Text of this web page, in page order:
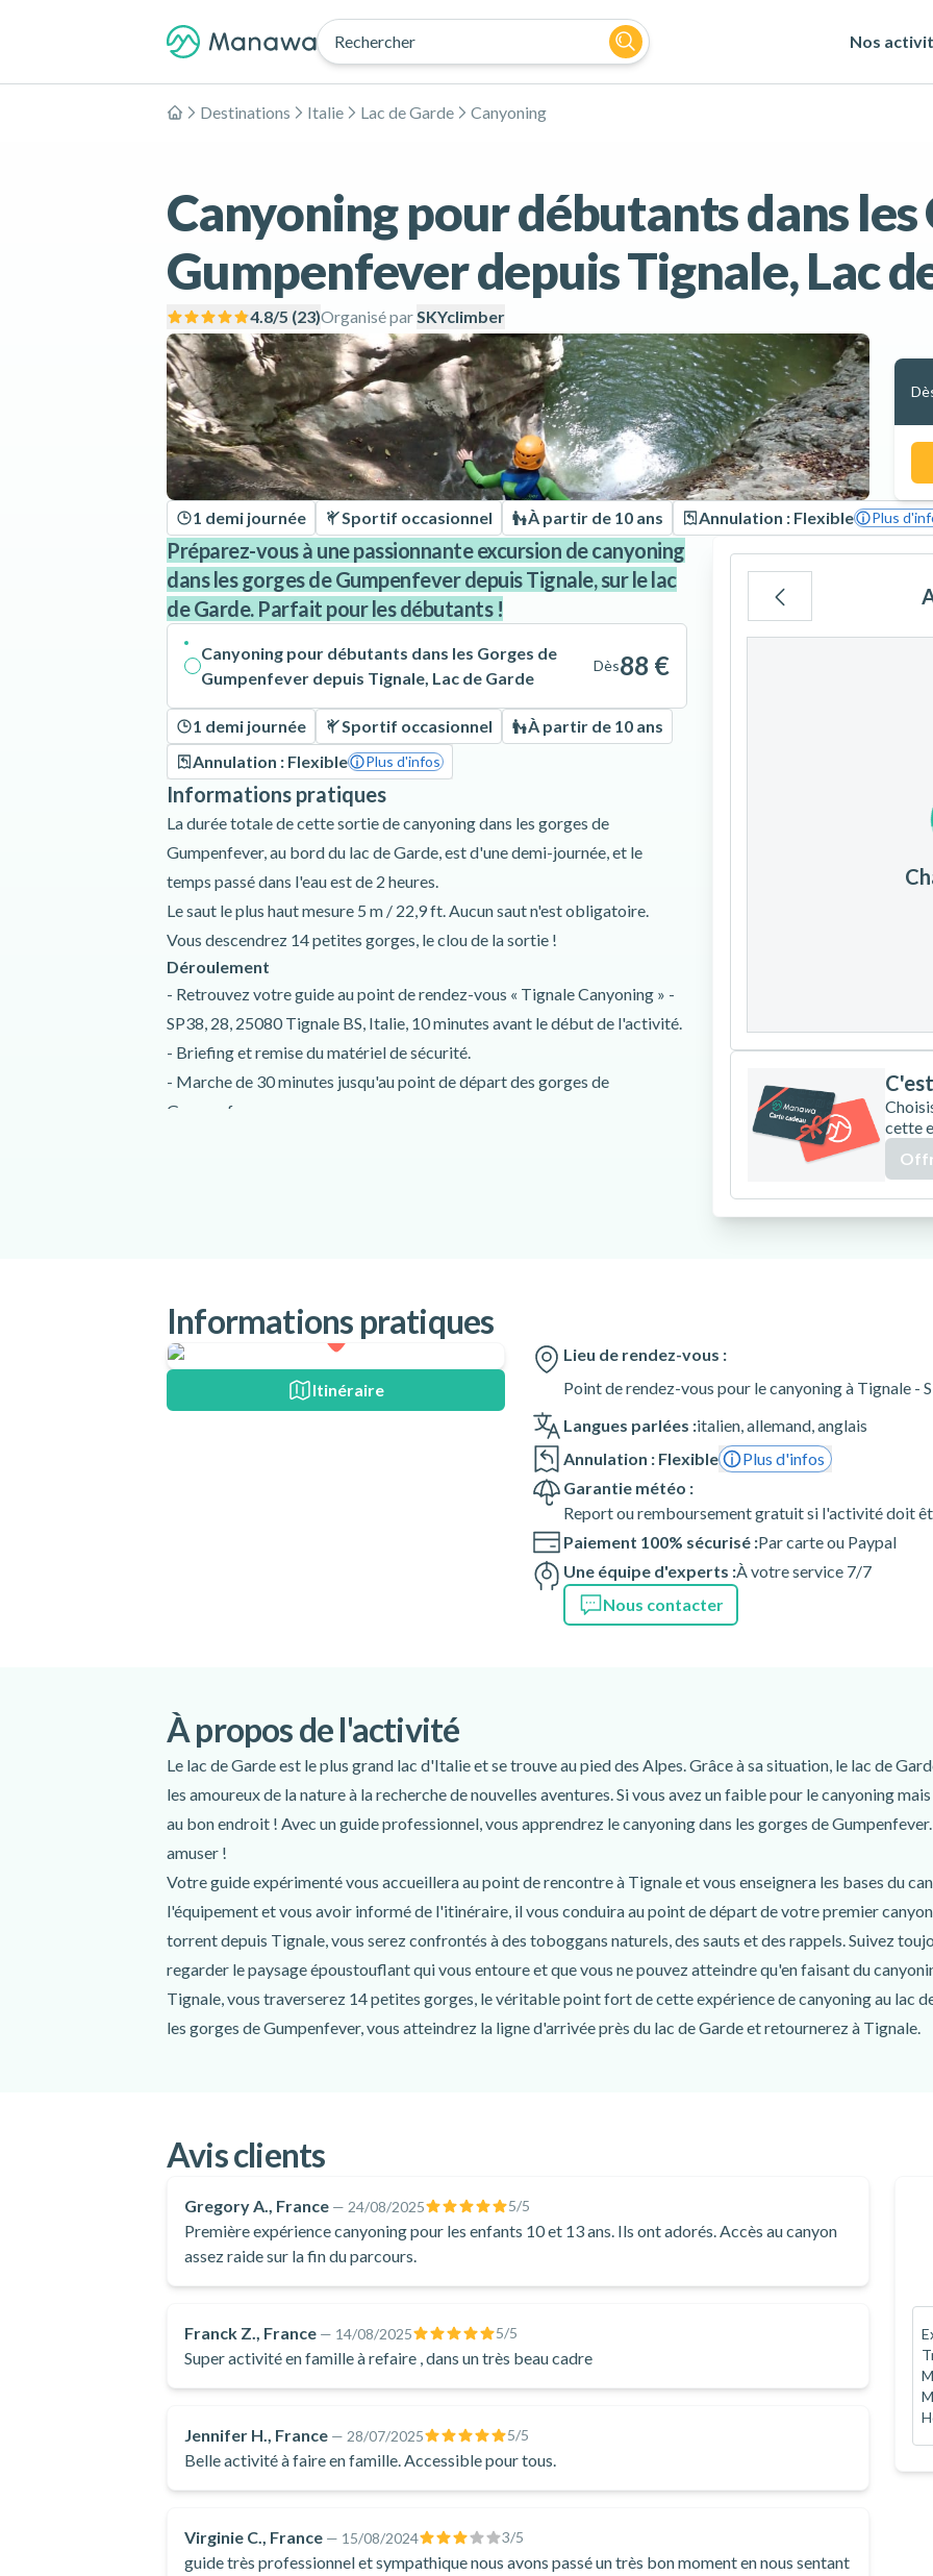
Rechercher Nos
Accueil
Destinations Italie Lac de Garde Canyoning
Canyoning pour débutants dans les
Gumpenfever depuis Tignale, Lac
Organisé parSKYclimber
4.8/5 (23)
1 demi journée Sportif occasionnel À partir de 10 ans Annulation : Flexible Plus
Préparez-vous à une passionnante excursion de canyoning
dans les gorges de Gumpenfever depuis Tignale, sur le lac
de Garde. Parfait pour les débutants !
Canyoning pour débutants dans les Gorges de
Gumpenfever depuis Tignale, Lac de Garde
Dès88 €
1 demi journée Sportif occasionnel
À partir de 10 ans
Annulation : Flexible
Plus d'infos
Informations pratiques
La durée totale de cette sortie de canyoning dans les gorges de
Gumpenfever, au bord du lac de Garde, est d'une demi-journée, et le
temps passé dans l'eau est de 2 heures.
Le saut le plus haut mesure 5 m / 22,9 ft. Aucun saut n'est obligatoire.
Vous descendrez 14 petites gorges, le clou de la sortie !
Déroulement
- Retrouvez votre guide au point de rendez-vous « Tignale Canyoning » -
SP38, 28, 25080 Tignale BS, Italie, 10 minutes avant le début de l'activité.
- Briefing et remise du matériel de sécurité.
- Marche de 30 minutes jusqu'au point de départ des gorges de
Gumpenfever.
- L'âge minimum requis pour cette activité est de 10 ans. Les mineurs de
moins de 18 ans doivent être accompagnés d'un adulte.
- La taille minimale requise pour cette activité est de 1,30 m / 4,2 ft.
- Le poids minimum requis est de 30 kg / 66 lbs.
- Pour participer à cette activité, il ne faut pas avoir le vertige ni souffrir
- Un minimum de 3 participants est requis pour que cette activité ait lieu.
L'organisateur vous enverra un e-mail contenant toutes les informations
importantes concernant la visite. Si vous ne recevez pas cet e-mail dans
les jours qui suivent, veuillez contacter l'organisateur. Il suffit d'arriver au
Itinéraire
Langues parlées :italien,allemand,anglais
Comprend
Combinaison en néoprène
Harnais
Casque
Chaussettes en néoprène
Photos
Ne comprend pas
À prévoir
Chaussures de randonnée
Crème solaire
Serviette
Vêtements de rechange
Eau
19
cette
Informations pratiques
Itinéraire
Lieu de rendez-vous :
Point de rendez-vous pour le canyoning à Tignale -
Langues parlées :italien,allemand,anglais
Annulation : Flexible
Plus d'infos
Garantie météo :
Report ou remboursement gratuit si l'activité doit
Paiement 100% sécurisé :Par carte ou Paypal
Une équipe d'experts :À votre service 7/7
Nous contacter
À propos de l'activité
Le lac de Garde est le plus grand lac d'Italie et se trouve au pied des Alpes. Grâce à sa situation, le lac de
les amoureux de la nature à la recherche de nouvelles aventures. Si vous avez un faible pour le canyoning
au bon endroit ! Avec un guide professionnel, vous apprendrez le canyoning dans les gorges de
amuser !
Votre guide expérimenté vous accueillera au point de rencontre à Tignale et vous enseignera les bases du
l'équipement et vous avoir informé de l'itinéraire, il vous conduira au point de départ de votre premier
torrent depuis Tignale, vous serez confrontés à des toboggans naturels, des sauts et des rappels. Suivez
regarder le paysage époustouflant qui vous entoure et que vous ne pouvez atteindre qu'en faisant du
Tignale, vous traverserez 14 petites gorges, le véritable point fort de cette expérience de canyoning au lac
les gorges de Gumpenfever, vous atteindrez la ligne d'arrivée près du lac de Garde et retournerez à Tignale.
Rassemblez vos amis et participez à ce canyoning pour débutants au départ de Tignale. Réservez votre
Garde !
Avis clients
Gregory A., France — 24/08/2025 5/5
Première expérience canyoning pour les enfants 10 et 13 ans. Ils ont adorés. Accès au canyon
assez raide sur la fin du parcours.
Franck Z., France — 14/08/2025 5/5
Super activité en famille à refaire , dans un très beau cadre
Jennifer H., France — 28/07/2025 5/5
Belle activité à faire en famille. Accessible pour tous.
Virginie C., France — 15/08/2024 3/5
guide très professionnel et sympathique nous avons passé un très bon moment en nous sentant